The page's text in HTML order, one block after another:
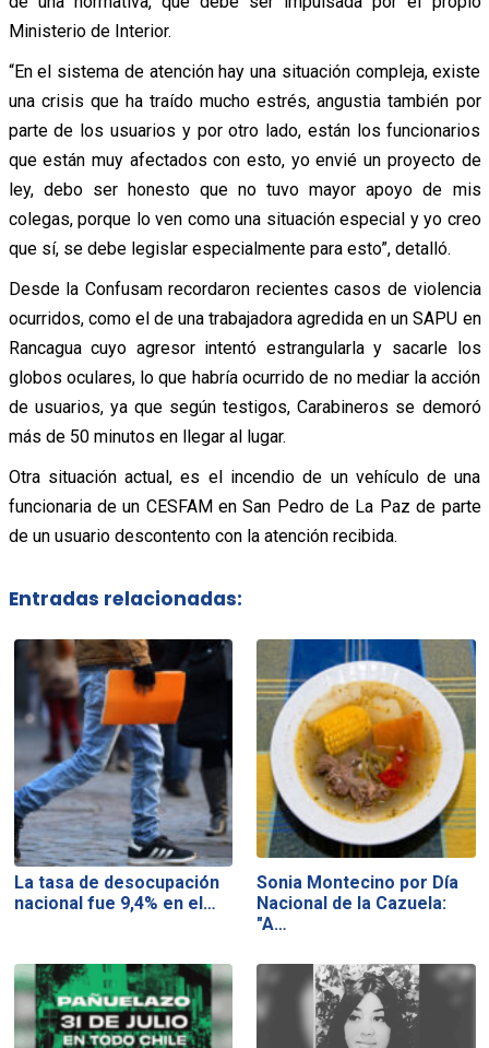
Ministerio de Interior.
“En el sistema de atención hay una situación compleja, existe
una crisis que ha traído mucho estrés, angustia también por
parte de los usuarios y por otro lado, están los funcionarios
que están muy afectados con esto, yo envié un proyecto de
ley, debo ser honesto que no tuvo mayor apoyo de mis
colegas, porque lo ven como una situación especial y yo creo
que sí, se debe legislar especialmente para esto”, detalló.
Desde la Confusam recordaron recientes casos de violencia
ocurridos, como el de una trabajadora agredida en un SAPU en
Rancagua cuyo agresor intentó estrangularla y sacarle los
globos oculares, lo que habría ocurrido de no mediar la acción
de usuarios, ya que según testigos, Carabineros se demoró
más de 50 minutos en llegar al lugar.
Otra situación actual, es el incendio de un vehículo de una
funcionaria de un CESFAM en San Pedro de La Paz de parte
de un usuario descontento con la atención recibida.
Entradas relacionadas:
La tasa de desocupación
nacional fue 9,4% en el…
Sonia Montecino por Día
Nacional de la Cazuela:
"A…